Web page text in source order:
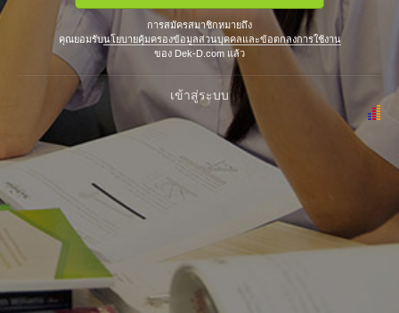
การสมัครสมาชิกหมายถึง
คุณยอมรับนโยบายคุ้มครองข้อมูลส่วนบุคคลและข้อตกลงการใช้งาน
ของ Dek-D.com แล้ว
เข้าสู่ระบบ